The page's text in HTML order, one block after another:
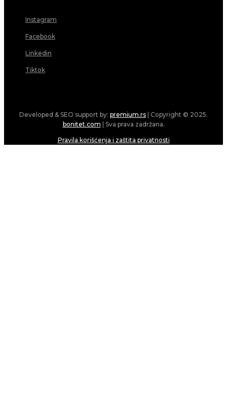
Instagram
Facebook
Linkedin
Tiktok
Developed & SEO support by: premium.rs | Copyright © 2025.
bonitet.com | Sva prava zadržana.
Pravila korišćenja i zaštita privatnosti